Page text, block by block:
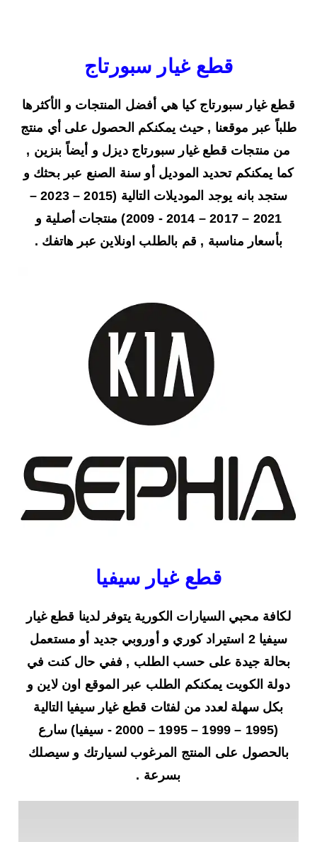
قطع غيار سبورتاج
قطع غيار سبورتاج كيا هي أفضل المنتجات و الأكثرها
طلباً عبر موقعنا , حيث يمكنكم الحصول على أي منتج
من منتجات قطع غيار سبورتاج ديزل و أيضاً بنزين ,
كما يمكنكم تحديد الموديل أو سنة الصنع عبر بحثك و
ستجد بانه يوجد الموديلات التالية (2015 – 2023 –
2021 – 2017 – 2014 - 2009) منتجات أصلية و
بأسعار مناسبة , قم بالطلب اونلاين عبر هاتفك .
قطع غيار سيفيا
لكافة محبي السيارات الكورية يتوفر لدينا قطع غيار
سيفيا 2 استيراد كوري و أوروبي جديد أو مستعمل
بحالة جيدة على حسب الطلب , ففي حال كنت في
دولة الكويت يمكنكم الطلب عبر الموقع اون لاين و
بكل سهلة لعدد من لفئات قطع غيار سيفيا التالية
(1995 – 1999 – 1995 – 2000 - سيفيا) سارع
بالحصول على المنتج المرغوب لسيارتك و سيصلك
بسرعة .